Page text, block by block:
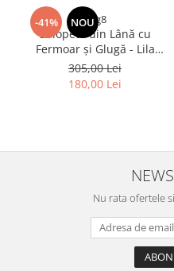
-41% NOUrfrg8
Salopetă din Lână cu
Fermoar și Glugă - Lila
Bradut
305,00 Lei
180,00 Lei
Nu rata ofertele